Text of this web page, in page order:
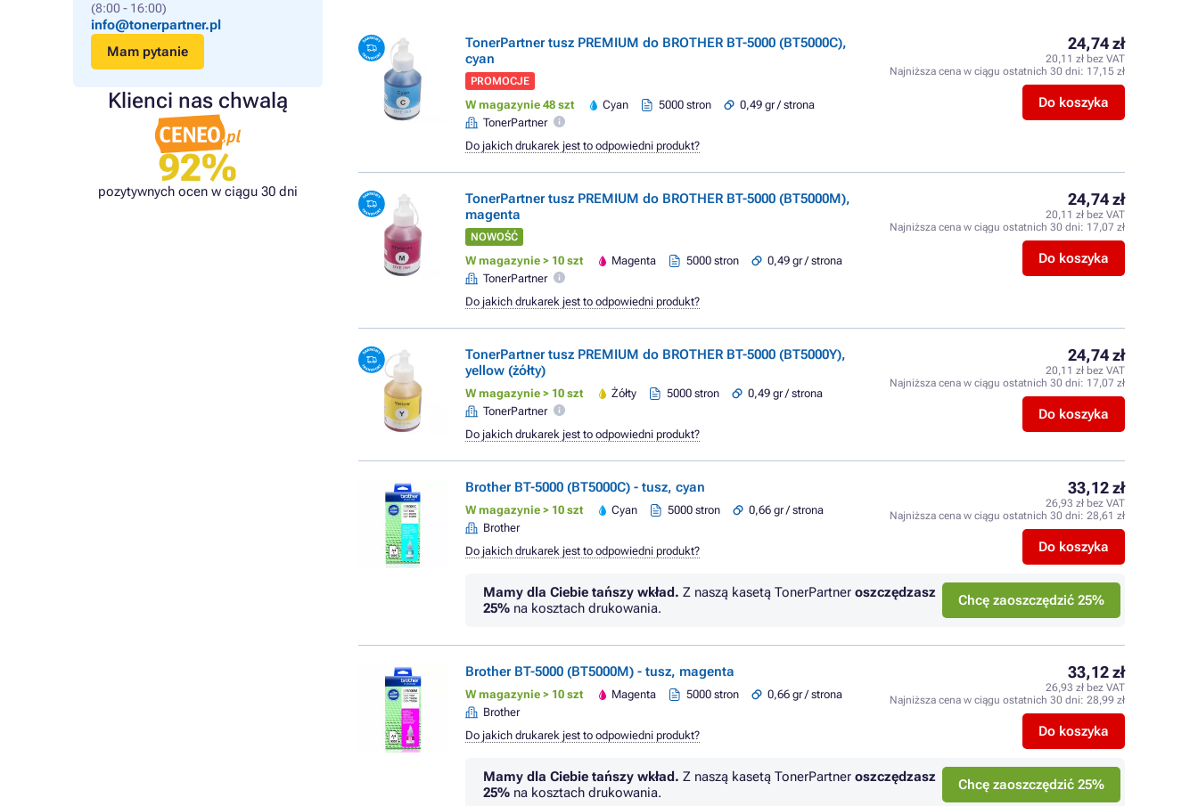
(8:00 - 16:00)
info@tonerpartner.pl
Mam pytanie
Klienci nas chwalą
92%
pozytywnych ocen w ciągu 30 dni
TonerPartner tusz PREMIUM do BROTHER BT-5000 (BT5000C),
cyan
PROMOCJE
W magazynie 48 szt Cyan 5000 stron
0,49 gr / strona
TonerPartner
24,74 zł
20,11 zł bez VAT
Najniższa cena w ciągu ostatnich 30 dni: 17,15 zł
Do koszyka
Do jakich drukarek jest to odpowiedni produkt?
TonerPartner tusz PREMIUM do BROTHER BT-5000 (BT5000M),
magenta
NOWOŚĆ
W magazynie > 10 szt Magenta 5000 stron
0,49 gr / strona
TonerPartner
24,74 zł
20,11 zł bez VAT
Najniższa cena w ciągu ostatnich 30 dni: 17,07 zł
Do koszyka
Do jakich drukarek jest to odpowiedni produkt?
TonerPartner tusz PREMIUM do BROTHER BT-5000 (BT5000Y),
yellow (żółty)
W magazynie > 10 szt Żółty 5000 stron
0,49 gr / strona
TonerPartner
24,74 zł
20,11 zł bez VAT
Najniższa cena w ciągu ostatnich 30 dni: 17,07 zł
Do koszyka
Do jakich drukarek jest to odpowiedni produkt?
Brother BT-5000 (BT5000C) - tusz, cyan
W magazynie > 10 szt Cyan 5000 stron
0,66 gr / strona
Brother
33,12 zł
26,93 zł bez VAT
Najniższa cena w ciągu ostatnich 30 dni: 28,61 zł
Do koszyka
Do jakich drukarek jest to odpowiedni produkt?
Mamy dla Ciebie tańszy wkład. Z naszą kasetą TonerPartner oszczędzasz
25% na kosztach drukowania. Chcę zaoszczędzić 25%
Brother BT-5000 (BT5000M) - tusz, magenta
W magazynie > 10 szt Magenta 5000 stron
0,66 gr / strona
Brother
33,12 zł
26,93 zł bez VAT
Najniższa cena w ciągu ostatnich 30 dni: 28,99 zł
Do koszyka
Do jakich drukarek jest to odpowiedni produkt?
Mamy dla Ciebie tańszy wkład. Z naszą kasetą TonerPartner oszczędzasz
25% na kosztach drukowania. Chcę zaoszczędzić 25%